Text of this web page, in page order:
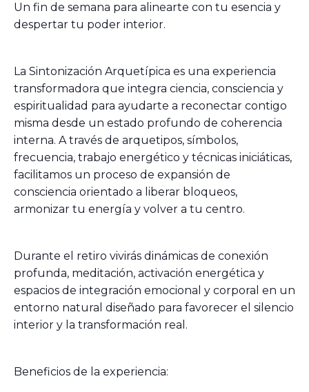
Un fin de semana para alinearte con tu esencia y
despertar tu poder interior.
La Sintonización Arquetípica es una experiencia
transformadora que integra ciencia, consciencia y
espiritualidad para ayudarte a reconectar contigo
misma desde un estado profundo de coherencia
interna. A través de arquetipos, símbolos,
frecuencia, trabajo energético y técnicas iniciáticas,
facilitamos un proceso de expansión de
consciencia orientado a liberar bloqueos,
armonizar tu energía y volver a tu centro.
Durante el retiro vivirás dinámicas de conexión
profunda, meditación, activación energética y
espacios de integración emocional y corporal en un
entorno natural diseñado para favorecer el silencio
interior y la transformación real.
Beneficios de la experiencia: